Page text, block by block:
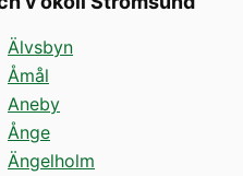
Älvsbyn
Åmål
Aneby
Ånge
Ängelholm